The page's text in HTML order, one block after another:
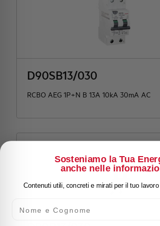
D90SB13/030
RCBO AEG 1P+N B 13A 10kA 30mA AC
Sosteniamo la Tua
anche nelle
Contenuti utili, concreti e mirati per il tuo